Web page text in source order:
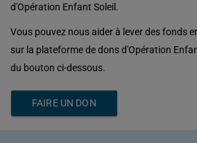
d'Opération Enfant Soleil.
Vous pouvez nous aider à lever des fonds
sur la plateforme de dons d'Opération
du bouton ci-dessous.
FAIRE UN DON